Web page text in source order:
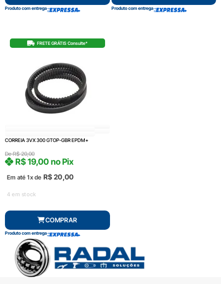
Produto com entrega Produto com entrega
FRETE GRÁTIS Consulte*
CORREIA 3VX 300 GTOP-GBR EPDM+
DeR$20,00
Em até 1x de R$20,00
R$19,00 no Pix
4 em stock
COMPRAR
Produto com entrega